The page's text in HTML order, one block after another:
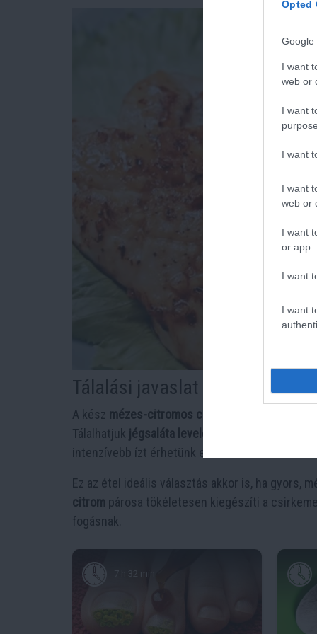
Opted
Google
I want
web or
I want
I want
I want
web or
I want
or app.
I want
I want
Tálalási javaslat
A kész mézes-citromos csirkemell
Tálalhatjuk jégsaláta leveleken
, így könnyed,
intenzívebb ízt érhetünk el.
Ez az étel ideális választás akkor is, ha gyors,
citrom párosa tökéletesen kiegészíti a
fogásnak.
7 h 32 min